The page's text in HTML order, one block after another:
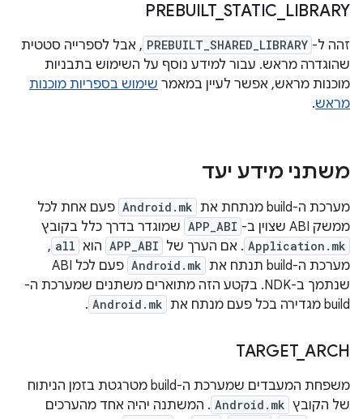
PREBUILT_ STATIC LIBRARY
זהה ל- PREBUILT_SHARED_LIBRARY , אבל לספרייה סטטית
שהוגדרה מראש. עבור למידע נוסף על השימוש בתבניות
מוכנות מראש, אפשר לעיין במאמר שימוש בספריות מוכנות
מראש.
משתני מידע יעד
מערכת ה-build מנתחת את Android.mk פעם אחת לכל
ממשק ABI שצוין ב-
APP_ABI שמוגדר בדרך כלל בקובץ
Application.mk . אם הערך של APP_ABI הוא all
,
מערכת ה-build תנתח את
Android.mk
פעם לכל ABI
שנתמך ב-NDK. בקטע הזה מתוארים משתנים שמערכת ה-
build מגדירה בכל פעם מנתח את
Android.mk
.
TARGET_ ARCH
משפחת המעבדים שמערכת ה-build מטרגטת בזמן הניתוח
של הקובץ Android.mk . המשתנה יהיה אחד מהערכים